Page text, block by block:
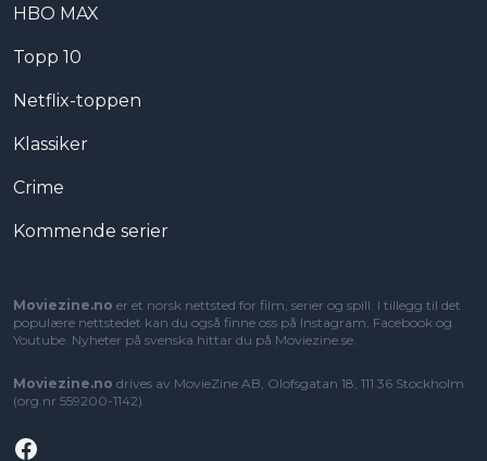
HBO MAX
Topp 10
Netflix-toppen
Klassiker
Crime
Kommende serier
Moviezine.no er et norsk nettsted for film, serier og spill. I tillegg til det
populære nettstedet kan du også finne oss på Instagram, Facebook og
Youtube. Nyheter på svenska hittar du på Moviezine.se
Moviezine.no drives av MovieZine AB, Olofsgatan 18, 111 36 Stockholm
(org.nr 559200-1142).
Facebook